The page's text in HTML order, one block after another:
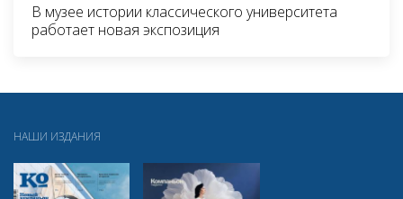
В музее истории классического университета
работает новая экспозиция
НАШИ ИЗДАНИЯ